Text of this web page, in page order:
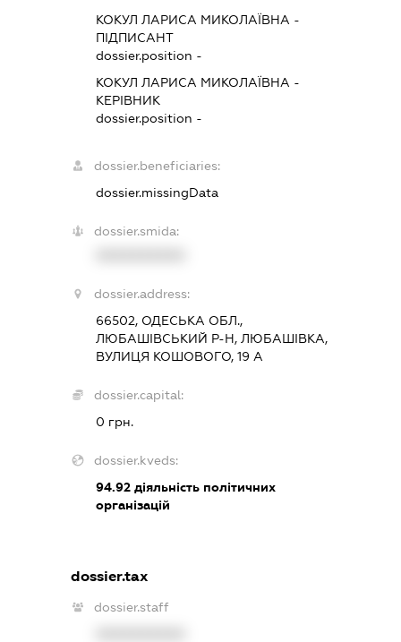
КОКУЛ ЛАРИСА МИКОЛАЇВНА -
ПІДПИСАНТ
dossier.position -
КОКУЛ ЛАРИСА МИКОЛАЇВНА -
КЕРІВНИК
dossier.position -
dossier.beneficiaries:
dossier.missingData
dossier.smida:
dossier.address:
66502, ОДЕСЬКА ОБЛ.,
ЛЮБАШІВСЬКИЙ Р-Н, ЛЮБАШІВКА,
ВУЛИЦЯ КОШОВОГО, 19 А
dossier.capital:
0 грн.
dossier.kveds:
94.92 діяльність політичних
організацій
dossier.tax
dossier.staff